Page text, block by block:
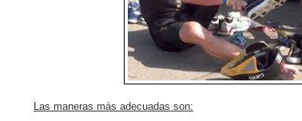
Las maneras más adecuadas son: